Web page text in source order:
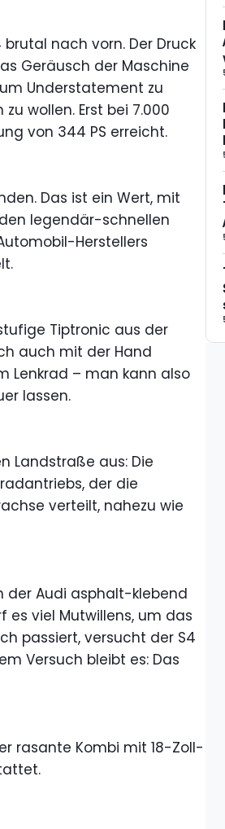
nach vorn. Der Druck
Geräusch der Maschine
Understatement zu
wollen. Erst bei 7.000
von 344 PS erreicht.
Das ist ein Wert, mit
legendär-schnellen
Herstellers
Tiptronic aus der
auch mit der Hand
Lenkrad – man kann also
lassen.
Landstraße aus: Die
der die
verteilt, nahezu wie
der Audi asphalt-klebend
es viel Mutwillens, um das
passiert, versucht der S4
Versuch bleibt es: Das
rasante Kombi mit 18-Zoll-